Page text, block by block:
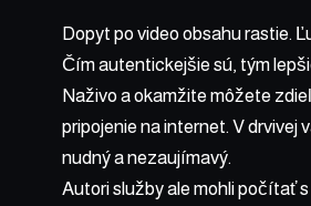
Dopyt po video obsahu rastie.
Čím autentickejšie sú, tým
Naživo a okamžite môžete
pripojenie na internet. V drvivej
nudný a nezaujímavý.
Autori služby ale mohli počítať